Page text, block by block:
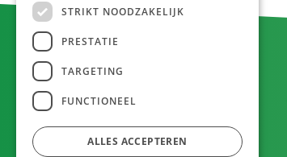
E. MEEUWISSEN BV
Gaston Eyskenslaan 2
3900 Pelt, België
STRIKT NOODZAKELIJK
PRESTATIE
TARGETING
FUNCTIONEEL
ALLES ACCEPTEREN